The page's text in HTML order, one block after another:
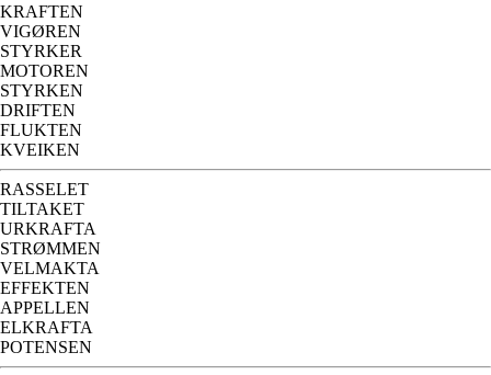
KRAFTEN
VIGØREN
STYRKER
MOTOREN
STYRKEN
DRIFTEN
FLUKTEN
KVEIKEN
RASSELET
TILTAKET
URKRAFTA
STRØMMEN
VELMAKTA
EFFEKTEN
APPELLEN
ELKRAFTA
POTENSEN